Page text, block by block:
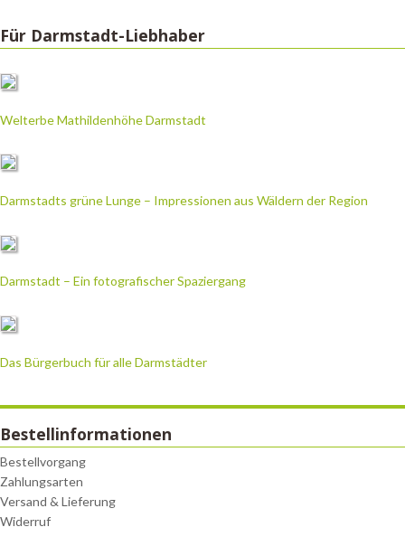
Für Darmstadt-Liebhaber
Welterbe Mathildenhöhe Darmstadt
Darmstadts grüne Lunge – Impressionen aus Wäldern der Region
Darmstadt – Ein fotografischer Spaziergang
Das Bürgerbuch für alle Darmstädter
Bestellinformationen
Bestellvorgang
Zahlungsarten
Versand & Lieferung
Widerruf